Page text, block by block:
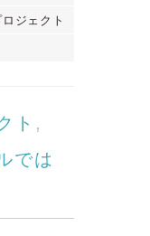
ジェクト
ト ,
では